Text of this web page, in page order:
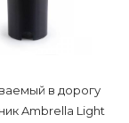
в дорогу
Ambrella Light